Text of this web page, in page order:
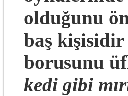
olduğunu
baş
borusunu
kedi gibi